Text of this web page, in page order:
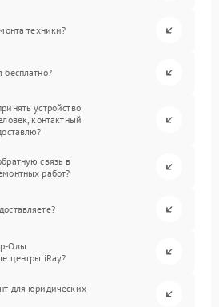
техники?
бесплатно?
устройство
контактный
связь в
работ?
Олы
центры iRay?
для юридических